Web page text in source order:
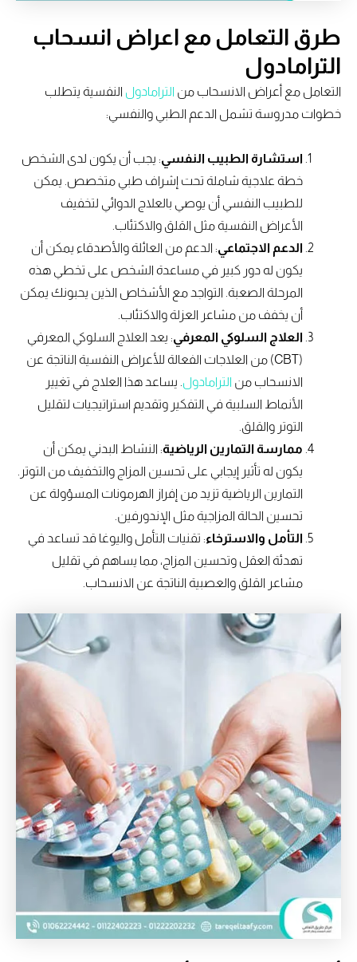
طرق التعامل مع اعراض انسحاب
الترامادول
التعامل مع أعراض الانسحاب منالترامادول النفسية يتطلب
خطوات مدروسة تشمل الدعم الطبي والنفسي:
استشارة الطبيب النفسي : يجب أن يكون لدى الشخص
خطة علاجية شاملة تحت إشراف طبي متخصص. يمكن
للطبيب النفسي أن يوصي بالعلاج الدوائي لتخفيف
الأعراض النفسية مثل القلق والاكتئاب.
الدعم الاجتماعي : الدعم من العائلة والأصدقاء يمكن أن
يكون له دور كبير في مساعدة الشخص على تخطي هذه
المرحلة الصعبة. التواجد مع الأشخاص الذين يحبونك يمكن
أن يخفف من مشاعر العزلة والاكتئاب.
العلاج السلوكي المعرفي : يعد العلاج السلوكي المعرفي
(CBT) من العلاجات الفعالة للأعراض النفسية الناتجة عن
الانسحاب منالترامادول . يساعد هذا العلاج في تغيير
الأنماط السلبية في التفكير وتقديم استراتيجيات لتقليل
التوتر والقلق.
ممارسة التمارين الرياضية: النشاط البدني يمكن أن
يكون له تأثير إيجابي على تحسين المزاج والتخفيف من التوتر.
التمارين الرياضية تزيد من إفراز الهرمونات المسؤولة عن
تحسين الحالة المزاجية مثل الإندورفين.
التأمل والاسترخاء: تقنيات التأمل واليوغا قد تساعد في
تهدئة العقل وتحسين المزاج، مما يساهم في تقليل
مشاعر القلق والعصبية الناتجة عن الانسحاب.